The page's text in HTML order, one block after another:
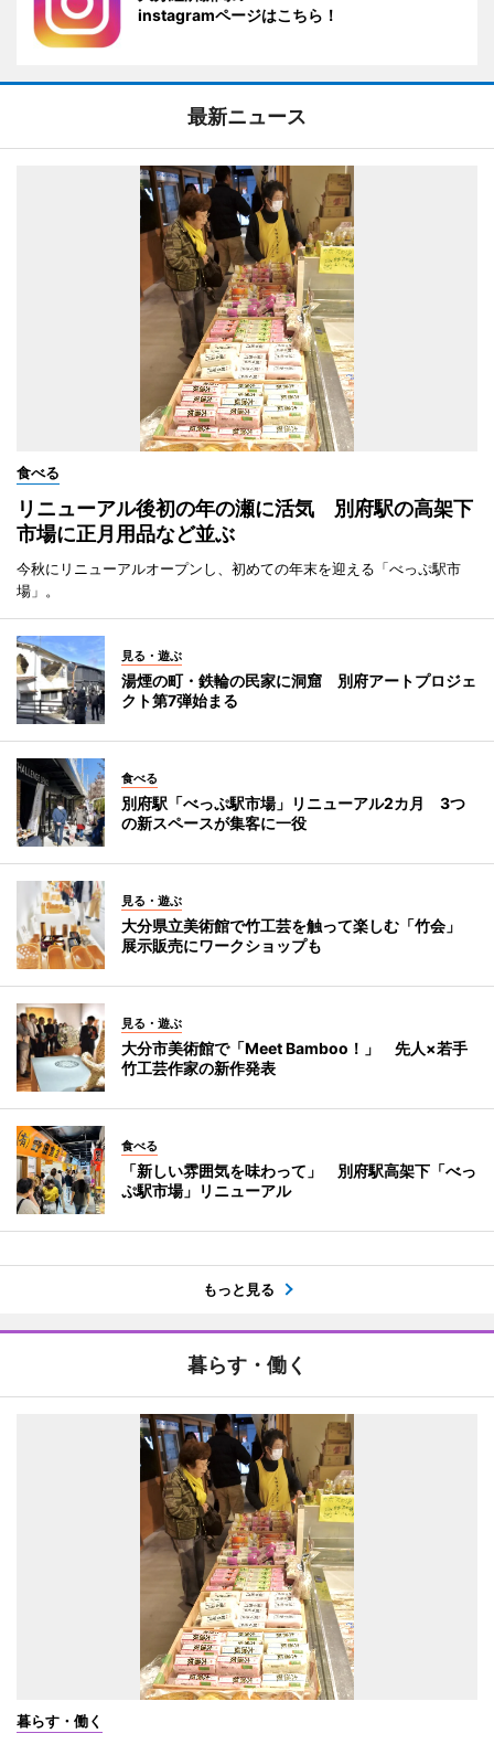
instagramページはこちら！
最新ニュース
食べる
リニューアル後初の年の瀬に活気 別府駅の高架下
市場に正月用品など並ぶ
今秋にリニューアルオープンし、初めての年末を迎える「べっぷ駅市
場」。
見る・遊ぶ
湯煙の町・鉄輪の民家に洞窟 別府アートプロジェ
クト第7弾始まる
食べる
別府駅「べっぷ駅市場」リニューアル2カ月 3つ
の新スペースが集客に一役
見る・遊ぶ
大分県立美術館で竹工芸を触って楽しむ「竹会」
展示販売にワークショップも
見る・遊ぶ
大分市美術館で「Meet Bamboo！」 先人×若手
竹工芸作家の新作発表
食べる
「新しい雰囲気を味わって」 別府駅高架下「べっ
ぷ駅市場」リニューアル
もっと見る
暮らす・働く
暮らす・働く